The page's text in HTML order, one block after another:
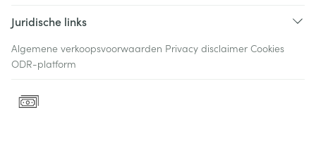
Juridische links
Algemene verkoopsvoorwaarden Privacy disclaimer Cookies
ODR-platform